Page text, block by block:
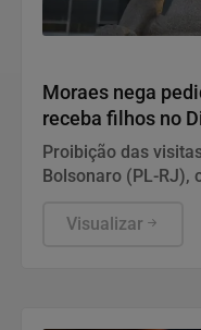
Moraes nega
receba filhos no
Proibição das
Bolsonaro (PL-RJ),
uma carta
Visualizar